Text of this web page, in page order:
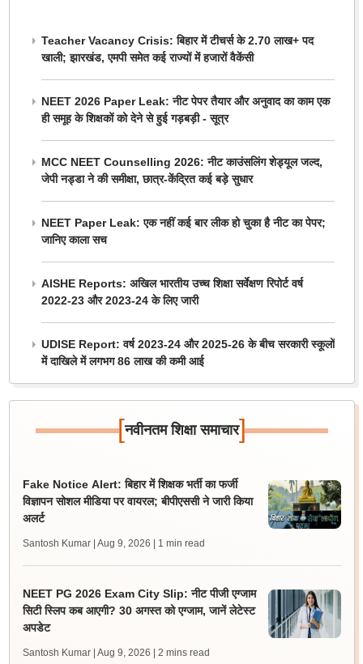
Teacher Vacancy Crisis: बिहार में टीचर्स के 2.70 लाख+ पद
खाली; झारखंड, एमपी समेत कई राज्यों में हजारों वैकेंसी
NEET 2026 Paper Leak: नीट पेपर तैयार और अनुवाद का काम एक
ही समूह के शिक्षकों को देने से हुई गड़बड़ी - सूत्र
MCC NEET Counselling 2026: नीट काउंसलिंग शेड्यूल जल्द,
जेपी नड्डा ने की समीक्षा, छात्र-केंद्रित कई बड़े सुधार
NEET Paper Leak: एक नहीं कई बार लीक हो चुका है नीट का पेपर;
जानिए काला सच
AISHE Reports: अखिल भारतीय उच्च शिक्षा सर्वेक्षण रिपोर्ट वर्ष
2022-23 और 2023-24 के लिए जारी
UDISE Report: वर्ष 2023-24 और 2025-26 के बीच सरकारी स्कूलों
में दाखिले में लगभग 86 लाख की कमी आई
[नवीनतम शिक्षा समाचार]
Fake Notice Alert: बिहार में शिक्षक भर्ती का फर्जी
विज्ञापन सोशल मीडिया पर वायरल; बीपीएससी ने जारी किया
अलर्ट
Santosh Kumar | Aug 9, 2026 | 1 min read
NEET PG 2026 Exam City Slip: नीट पीजी एग्जाम
सिटी स्लिप कब आएगी? 30 अगस्त को एग्जाम, जानें लेटेस्ट
अपडेट
Santosh Kumar | Aug 9, 2026 | 2 mins read